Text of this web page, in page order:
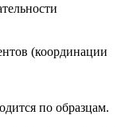
(координации
по образцам.